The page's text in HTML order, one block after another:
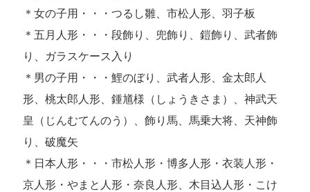
＊女の子用・・・つるし雛、市松人形、羽子板
＊五月人形・・・段飾り、兜飾り、鎧飾り、武者飾
り、ガラスケース入り
＊男の子用・・・鯉のぼり、武者人形、金太郎人
形、桃太郎人形、鍾馗様（しょうきさま）、神武天
皇（じんむてんのう）、飾り馬、馬乗大将、天神飾
り、破魔矢
＊日本人形・・・市松人形・博多人形・衣装人形・
京人形・やまと人形・奈良人形、木目込人形・こけ